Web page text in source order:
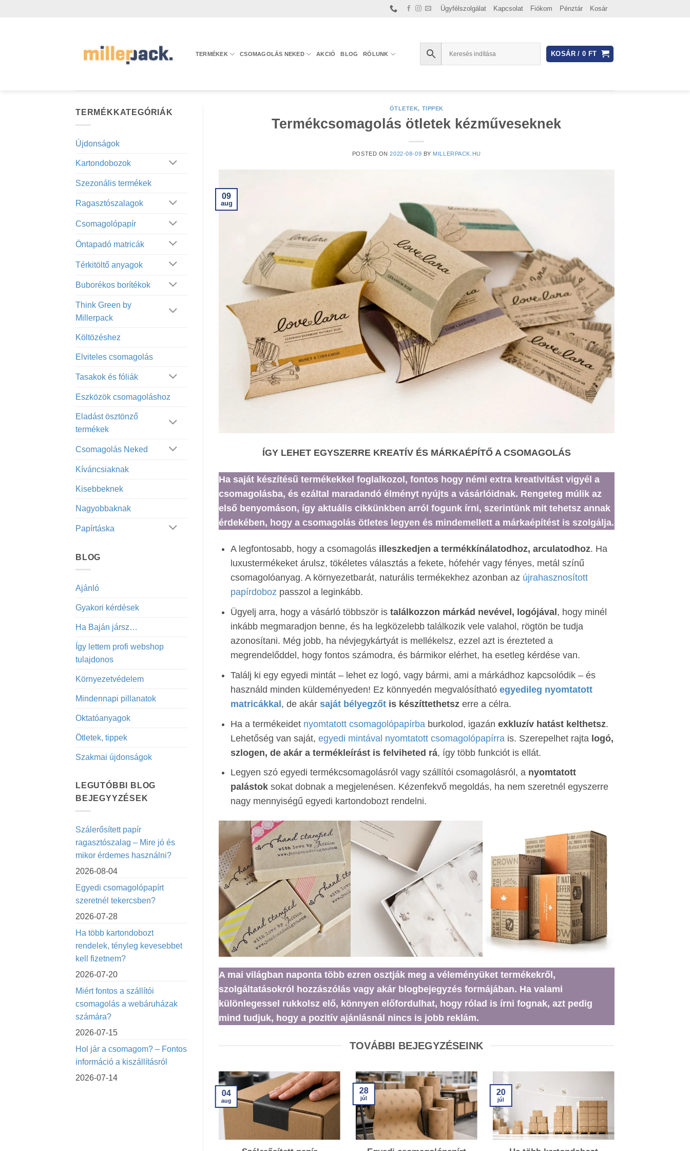
Ügyfélszolgálat Kapcsolat Fiókom Pénztár Kosár
TERMÉKEK CSOMAGOLÁS NEKED AKCIÓ BLOG RÓLUNK KOSÁR /0 FT
TERMÉKKATEGÓRIÁK
Újdonságok
Kartondobozok
Szezonális termékek
Ragasztószalagok
Csomagolópapír
Öntapadó matricák
Térkitöltő anyagok
Buborékos borítékok
Think Green by
Millerpack
Költözéshez
Elviteles csomagolás
Tasakok és fóliák
Eszközök csomagoláshoz
Eladást ösztönző
termékek
Csomagolás Neked
Kíváncsiaknak
Kisebbeknek
Nagyobbaknak
Papírtáska
BLOG
Ajánló
Gyakori kérdések
Ha Baján jársz…
Így lettem profi webshop
tulajdonos
Környezetvédelem
Mindennapi pillanatok
Oktatóanyagok
Ötletek, tippek
Szakmai újdonságok
LEGUTÓBBI BLOG
BEJEGYYZÉSEK
Szálerősített papír
ragasztószalag – Mire jó és
mikor érdemes használni?
2026-08-04
Egyedi csomagolópapírt
szeretnél tekercsben?
2026-07-28
Ha több kartondobozt
rendelek, tényleg kevesebbet
kell fizetnem?
2026-07-20
Miért fontos a szállítói
csomagolás a webáruházak
számára?
2026-07-15
Hol jár a csomagom? – Fontos
információ a kiszállításról
2026-07-14
ÖTLETEK, TIPPEK
Termékcsomagolás ötletek kézműveseknek
POSTED ON2022-08-09 BY MILLERPACK.HU
09
aug
ÍGY LEHET EGYSZERRE KREATÍV ÉS MÁRKAÉPÍTŐ A CSOMAGOLÁS
Ha saját készítésű termékekkel foglalkozol, fontos hogy némi extra kreativitást vigyél a
csomagolásba, és ezáltal maradandó élményt nyújts a vásárlóidnak. Rengeteg múlik az
első benyomáson, így aktuális cikkünkben arról fogunk írni, szerintünk mit tehetsz annak
érdekében, hogy a csomagolás ötletes legyen és mindemellett a márkaépítést is szolgálja.
A legfontosabb, hogy a csomagolás illeszkedjen a termékkínálatodhoz, arculatodhoz. Ha
luxustermékeket árulsz, tökéletes választás a fekete, hófehér vagy fényes, metál színű
csomagolóanyag. A környezetbarát, naturális termékekhez azonban az újrahasznosított
papírdoboz passzol a leginkább.
Ügyelj arra, hogy a vásárló többször is találkozzon márkád nevével, logójával, hogy minél
inkább megmaradjon benne, és ha legközelebb találkozik vele valahol, rögtön be tudja
azonosítani. Még jobb, ha névjegykártyát is mellékelsz, ezzel azt is érezteted a
megrendelőddel, hogy fontos számodra, és bármikor elérhet, ha esetleg kérdése van.
Találj ki egy egyedi mintát – lehet ez logó, vagy bármi, ami a márkádhoz kapcsolódik – és
használd minden küldeményeden! Ez könnyedén megvalósítható egyedileg nyomtatott
matricákkal, de akár saját bélyegzőtis készíttethetszerre a célra.
Ha a termékeidet nyomtatott csomagolópapírba burkolod, igazán exkluzív hatást kelthetsz.
Lehetőség van saját, egyedi mintával nyomtatott csomagolópapírra is. Szerepelhet rajta logó,
szlogen, de akár a termékleírást is felviheted rá, így több funkciót is ellát.
Legyen szó egyedi termékcsomagolásról vagy szállítói csomagolásról, a nyomtatott
palástoksokat dobnak a megjelenésen. Kézenfekvő megoldás, ha nem szeretnél egyszerre
nagy mennyiségű egyedi kartondobozt rendelni.
A mai világban naponta több ezren osztják meg a véleményüket termékekről,
szolgáltatásokról hozzászólás vagy akár blogbejegyzés formájában. Ha valami
különlegessel rukkolsz elő, könnyen előfordulhat, hogy rólad is írni fognak, azt pedig
mind tudjuk, hogy a pozitív ajánlásnál nincs is jobb reklám.
TOVÁBBI BEJEGYZÉSEINK
04
aug
28
júl
20
júl